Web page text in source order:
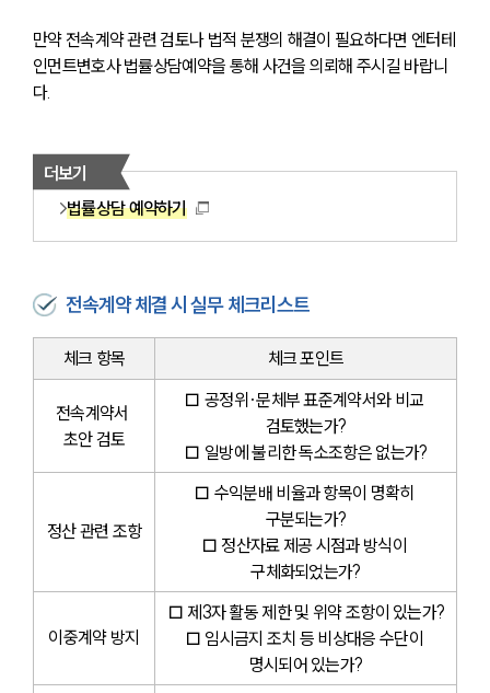
만약 전속계약 관련 검토나 법적 분쟁의 해결이 필요하다면 엔터테
인먼트변호사 법률상담예약을 통해 사건을 의뢰해 주시길 바랍니
다.
더보기
법률상담 예약하기
전속계약 체결 시 실무 체크리스트
체크 항목 체크 포인트
전속계약서
초안 검토
□ 공정위·문체부 표준계약서와 비교
검토했는가?
□ 일방에 불리한 독소조항은 없는가?
정산 관련 조항
□ 수익분배 비율과 항목이 명확히
구분되는가?
□ 정산자료 제공 시점과 방식이
구체화되었는가?
이중계약 방지
□ 제3자 활동 제한 및 위약 조항이 있는가?
□ 임시금지 조치 등 비상대응 수단이
명시되어 있는가?